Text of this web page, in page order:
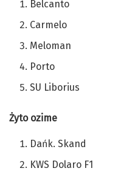
Belcanto
Carmelo
Meloman
Porto
SU Liborius
Żyto ozime
Dańk. Skand
KWS Dolaro F1